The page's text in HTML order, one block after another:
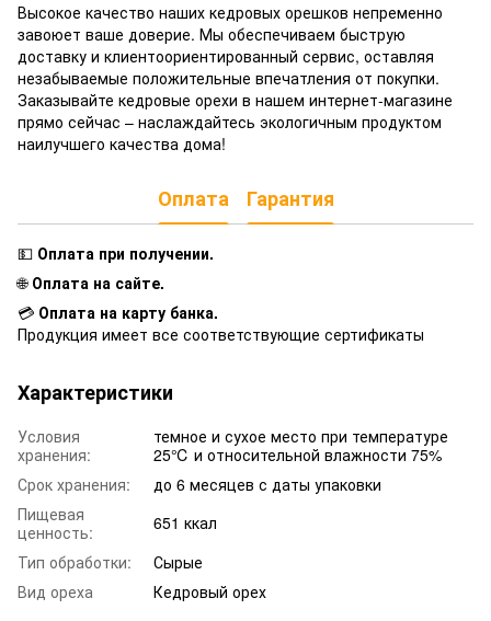
Высокое качество наших кедровых орешков непременно
завоюет ваше доверие. Мы обеспечиваем быструю
доставку и клиентоориентированный сервис, оставляя
незабываемые положительные впечатления от покупки.
Заказывайте кедровые орехи в нашем интернет-магазине
прямо сейчас – наслаждайтесь экологичным продуктом
наилучшего качества дома!
Оплата Гарантия
💵 Оплата при получении.
🌐 Оплата на сайте.
💳 Оплата на карту банка.
Продукция имеет все соответствующие сертификаты
Характеристики
Условия
хранения:
темное и сухое место при температуре
25℃ и относительной влажности 75%
Срок хранения:
до 6 месяцев с даты упаковки
Пищевая
ценность:
651 ккал
Тип обработки:
Сырые
Вид ореха
Кедровый орех